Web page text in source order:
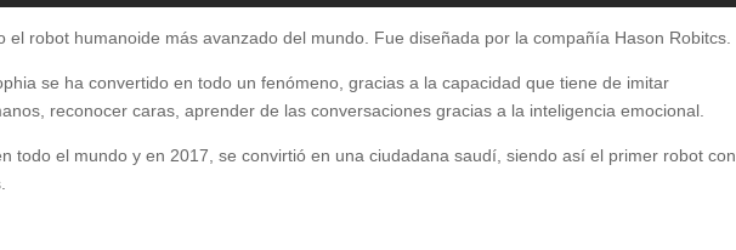
el robot humanoide más avanzado del mundo. Fue diseñada por la compañía Hason Robitcs.
se ha convertido en todo un fenómeno, gracias a la capacidad que tiene de imitar
reconocer caras, aprender de las conversaciones gracias a la inteligencia emocional.
todo el mundo y en 2017, se convirtió en una ciudadana saudí, siendo así el primer robot con